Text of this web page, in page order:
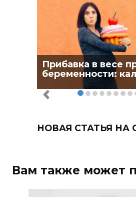
Прибавка в весе
беременности:
НОВАЯ СТАТЬЯ НА
Вам также может